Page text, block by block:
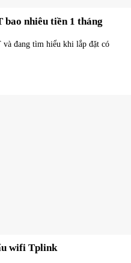
nhiêu tiền 1 tháng
và đang tìm hiểu khi lắp đặt có
wifi Tplink